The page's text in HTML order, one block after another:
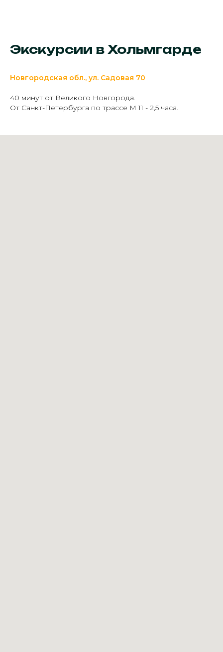
Экскурсии в Хольмгарде
Новгородская обл., ул. Садовая 70
40 минут от Великого Новгорода.
От Санкт-Петербурга по трассе М 11 - 2,5 часа.